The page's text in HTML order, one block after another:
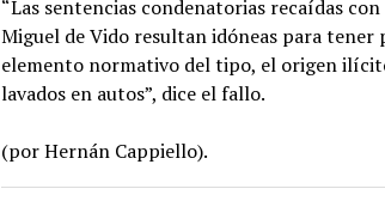
“Las sentencias condenatorias recaídas
Miguel de Vido resultan idóneas para tener
elemento normativo del tipo, el origen
lavados en autos”, dice el fallo.
(por Hernán Cappiello).